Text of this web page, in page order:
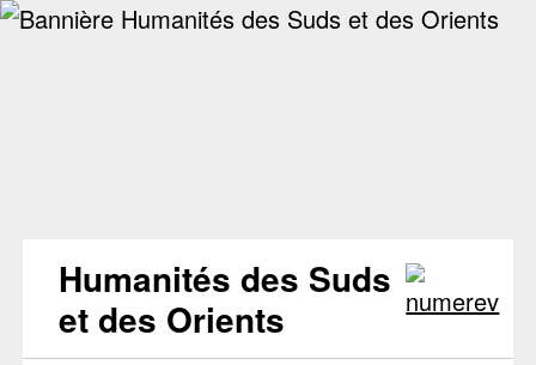
Humanités des Suds
et des Orients